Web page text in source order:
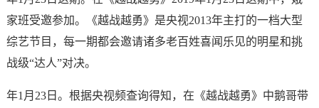
家班受邀参加。《越战越勇》是央视2013年主打的一档大型
综艺节目，每一期都会邀请诸多老百姓喜闻乐见的明星和挑
战级“达人”对决。
年1月23日。根据央视频查询得知，在《越战越勇》中鹅哥带